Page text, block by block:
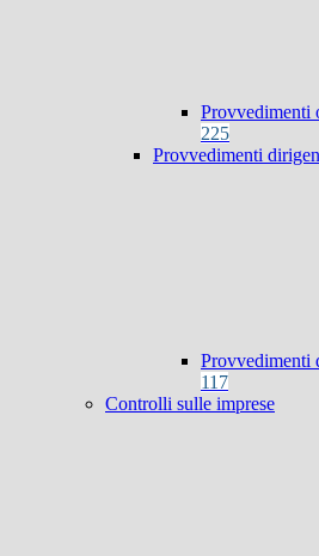
Provvedimenti
225
Provvedimenti
Provvedimenti
117
Controlli sulle imprese